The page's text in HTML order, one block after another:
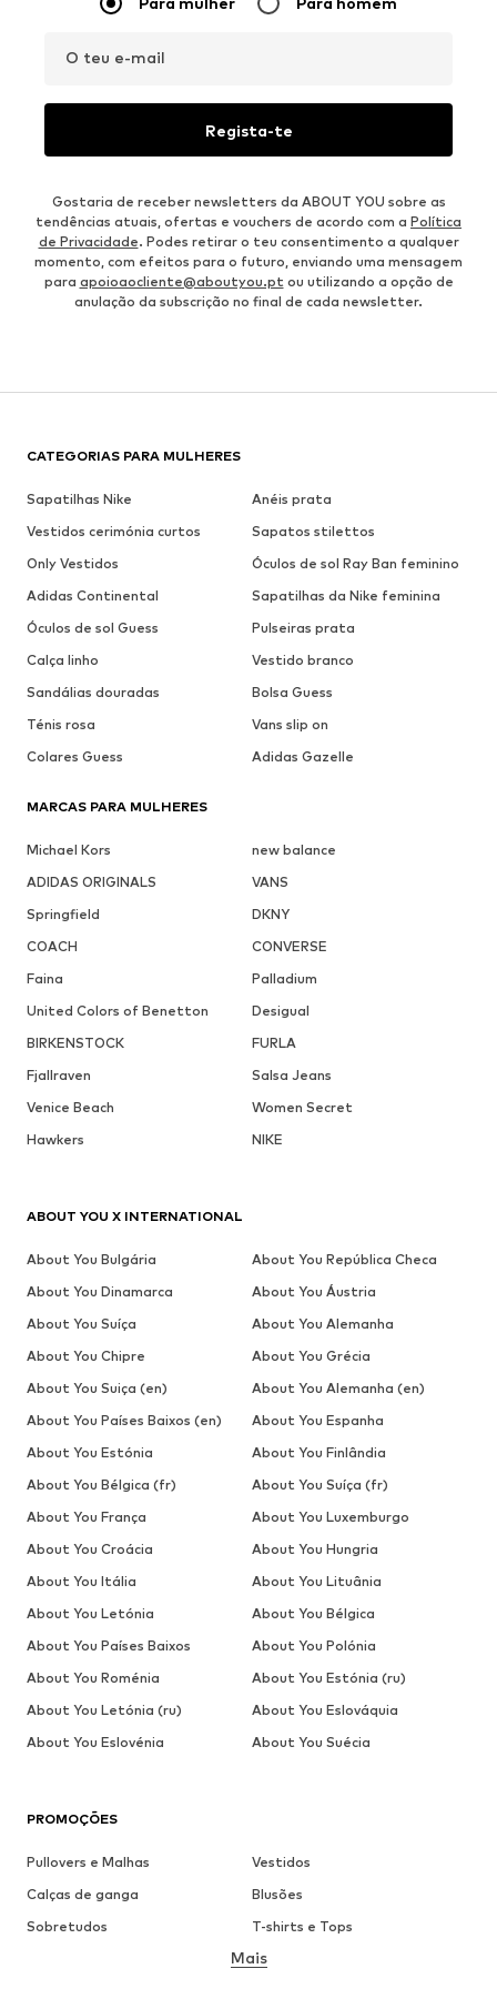
O teu e-mail
Regista-te
Gostaria de receber newsletters da ABOUT YOU sobre as
tendências atuais, ofertas e vouchers de acordo com a Política
de Privacidade. Podes retirar o teu consentimento a qualquer
momento, com efeitos para o futuro, enviando uma mensagem
para apoioaocliente@aboutyou.ptou utilizando a opção de
anulação da subscrição no final de cada newsletter.
CATEGORIAS PARA MULHERES
Sapatilhas Nike
Anéis prata
Vestidos cerimónia curtos
Sapatos stilettos
Only Vestidos
Óculos de sol Ray Ban feminino
Adidas Continental
Sapatilhas da Nike feminina
Óculos de sol Guess
Pulseiras prata
Calça linho
Vestido branco
Sandálias douradas
Bolsa Guess
Ténis rosa
Vans slip on
Colares Guess
Adidas Gazelle
MARCAS PARA MULHERES
Michael Kors
new balance
ADIDAS ORIGINALS
VANS
Springfield
DKNY
COACH
CONVERSE
Faina
Palladium
United Colors of Benetton
Desigual
BIRKENSTOCK
FURLA
Fjallraven
Salsa Jeans
Venice Beach
Women Secret
Hawkers
NIKE
PROMOÇÕES
Pullovers e Malhas
Vestidos
Calças de ganga
Blusões
Sobretudos
T-shirts e Tops
Roupa interior
Mais
ABOUT YOU X INTERNATIONAL
About You Bulgária
About You República Checa
About You Dinamarca
About You Áustria
About You Suíça
About You Alemanha
About You Chipre
About You Grécia
About You Suiça (en)
About You Alemanha (en)
About You Países Baixos (en)
About You Espanha
About You Estónia
About You Finlândia
About You Bélgica (fr)
About You Suíça (fr)
About You França
About You Luxemburgo
About You Croácia
About You Hungria
About You Itália
About You Lituânia
About You Letónia
About You Bélgica
About You Países Baixos
About You Polónia
About You Roménia
About You Estónia (ru)
About You Letónia (ru)
About You Eslováquia
About You Eslovénia
About You Suécia